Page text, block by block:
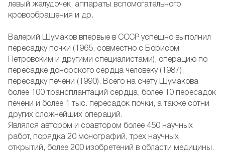
левый желудочек, аппараты вспомогательного
кровообращения и др.
Валерий Шумаков впервые в СССР успешно выполнил
пересадку почки (1965, совместно с Борисом
Петровским и другими специалистами), операцию по
пересадке донорского сердца человеку (1987),
пересадку печени (1990). Всего на счету Шумакова
более 100 трансплантаций сердца, более 10 пересадок
печени и более 1 тыс. пересадок почки, а также сотни
других сложнейших операций.
Являлся автором и соавтором более 450 научных
работ, порядка 20 монографий, трех научных
открытий, более 200 изобретений в области медицины.